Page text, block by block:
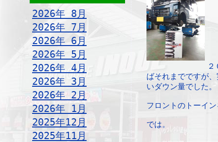
2026年 8月
2026年 7月
2026年 6月
2026年 5月
2026年 4月
2026年 3月
2026年 2月
2026年 1月
2025年12月
2025年11月
ばそれまでですが
いダウン量でした。
フロントのトーイ
では。